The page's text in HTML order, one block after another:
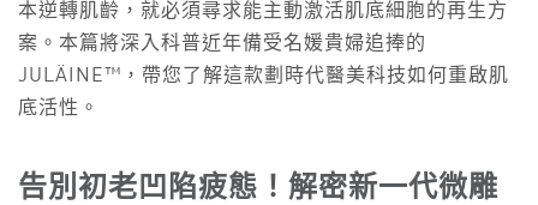
本逆轉肌齡，就必須尋求能主動激活肌底細胞的再生方
案。本篇將深入科普近年備受名媛貴婦追捧的
JULÄINE™，帶您了解這款劃時代醫美科技如何重啟肌
底活性。
告別初老凹陷疲態！解密新一代微雕